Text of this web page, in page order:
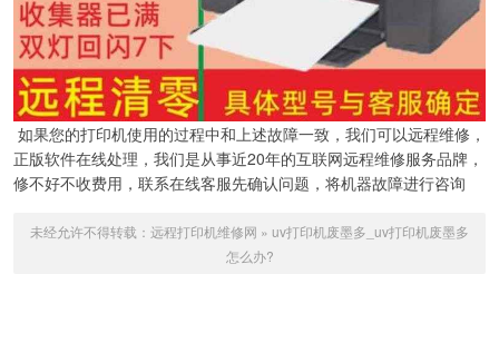
如果您的打印机使用的过程中和上述故障一致，我们可以远程维修，
正版软件在线处理，我们是从事近20年的互联网远程维修服务品牌，
修不好不收费用，联系在线客服先确认问题，将机器故障进行咨询
未经允许不得转载： 远程打印机维修网 » uv打印机废墨多_uv打印机废墨多
怎么办?